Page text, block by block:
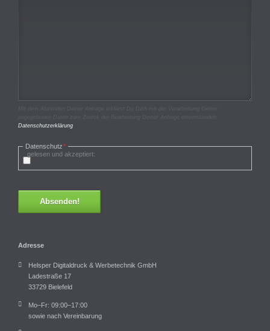
Datenschutzerklärung
Pflichtfeld
Datenschutz*
gelesen und akzeptiert:
Absenden!
Adresse
Helsper Digitaldruck & Werbetechnik GmbH
Ladestraße 17
33729 Bielefeld
Mo–Fr: 09:00–17:00
sowie nach Vereinbarung